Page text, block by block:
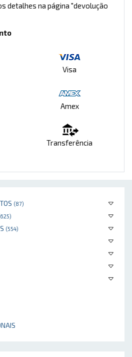
(87)
(554)
detalhes na página "devolução
Visa
Amex
Transferência